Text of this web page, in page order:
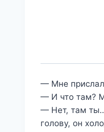
— Мне
— И что там?
— Нет, там
голову, он